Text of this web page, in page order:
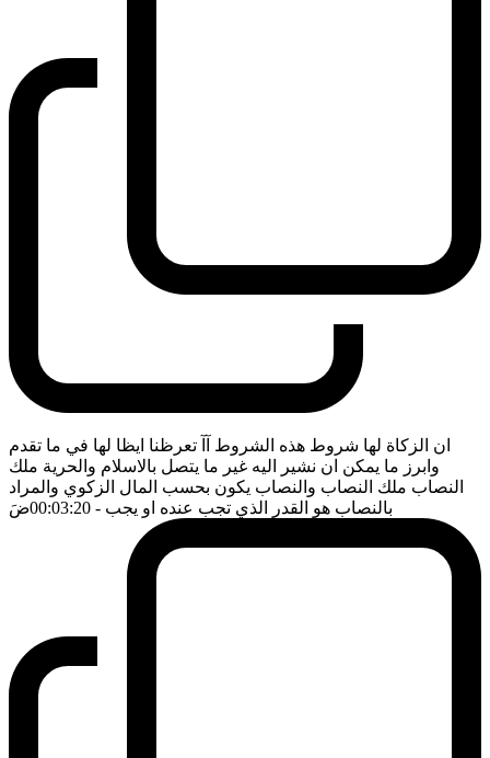
ان الزكاة لها شروط هذه الشروط آآ تعرظنا ايظا لها في ما تقدم
وابرز ما يمكن ان نشير اليه غير ما يتصل بالاسلام والحرية ملك
النصاب ملك النصاب والنصاب يكون بحسب المال الزكوي والمراد
بالنصاب هو القدر الذي تجب عنده او يجب - 00:03:20 ضَ